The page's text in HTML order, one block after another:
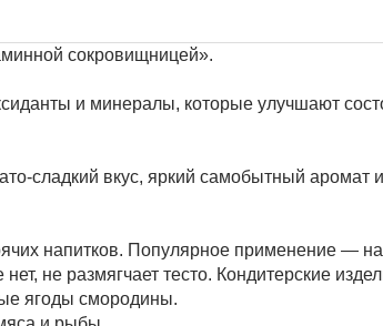
сокровищницей».
и минералы, которые улучшают
сладкий вкус, яркий самобытный
напитков. Популярное применение —
не размягчает тесто. Кондитерские
ягоды смородины.